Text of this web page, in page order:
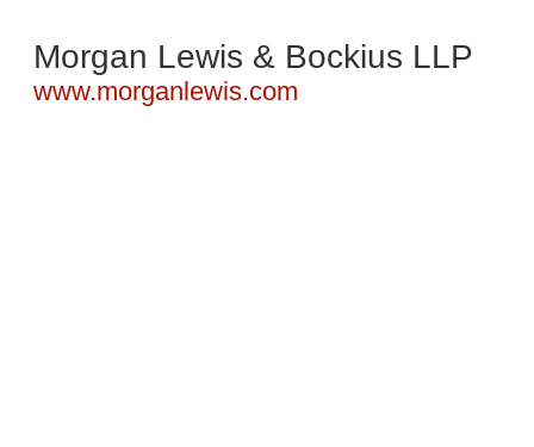
Morgan Lewis & Bockius LLP
www.morganlewis.com